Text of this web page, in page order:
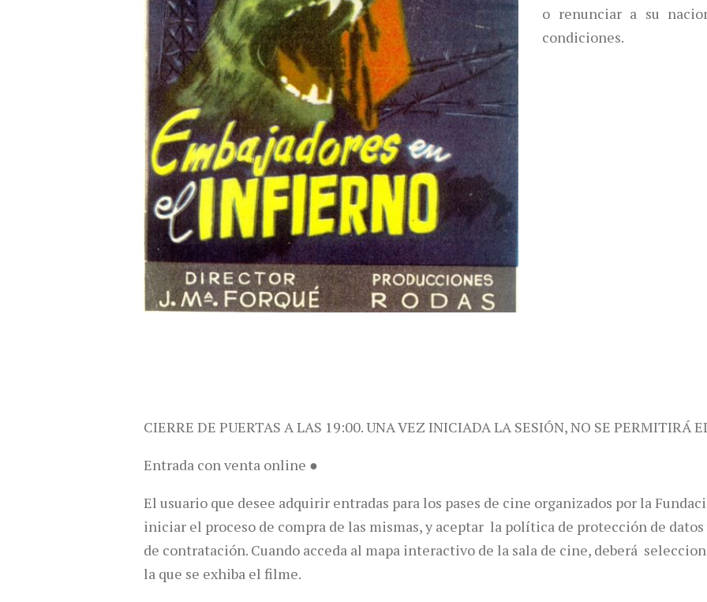
o renunciar a su
condiciones.
CIERRE DE PUERTAS A LAS 19:00. UNA VEZ INICIADA LA SESIÓN, NO SE PERMITIRÁ
Entrada con venta online ●
El usuario que desee adquirir entradas para los pases de cine organizados por la
iniciar el proceso de compra de las mismas, y aceptar la política de protección de
de contratación. Cuando acceda al mapa interactivo de la sala de cine, deberá
la que se exhiba el filme.